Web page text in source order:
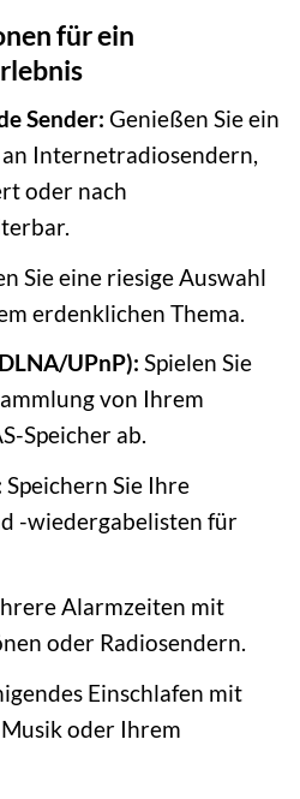
für ein
Sender: Genießen Sie ein
Internetradiosendern,
oder nach
Sie eine riesige Auswahl
erdenklichen Thema.
UPnP): Spielen Sie
von Ihrem
Speicher ab.
Speichern Sie Ihre
-wiedergabelisten für
Alarmzeiten mit
oder Radiosendern.
Einschlafen mit
oder Ihrem